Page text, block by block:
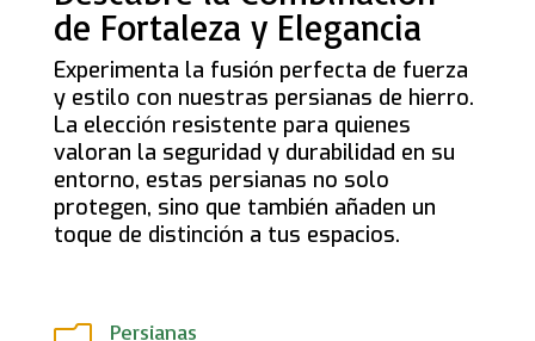
de Fortaleza y Elegancia
Experimenta la fusión perfecta de fuerza
y estilo con nuestras persianas de hierro.
La elección resistente para quienes
valoran la seguridad y durabilidad en su
entorno, estas persianas no solo
protegen, sino que también añaden un
toque de distinción a tus espacios.
Persianas